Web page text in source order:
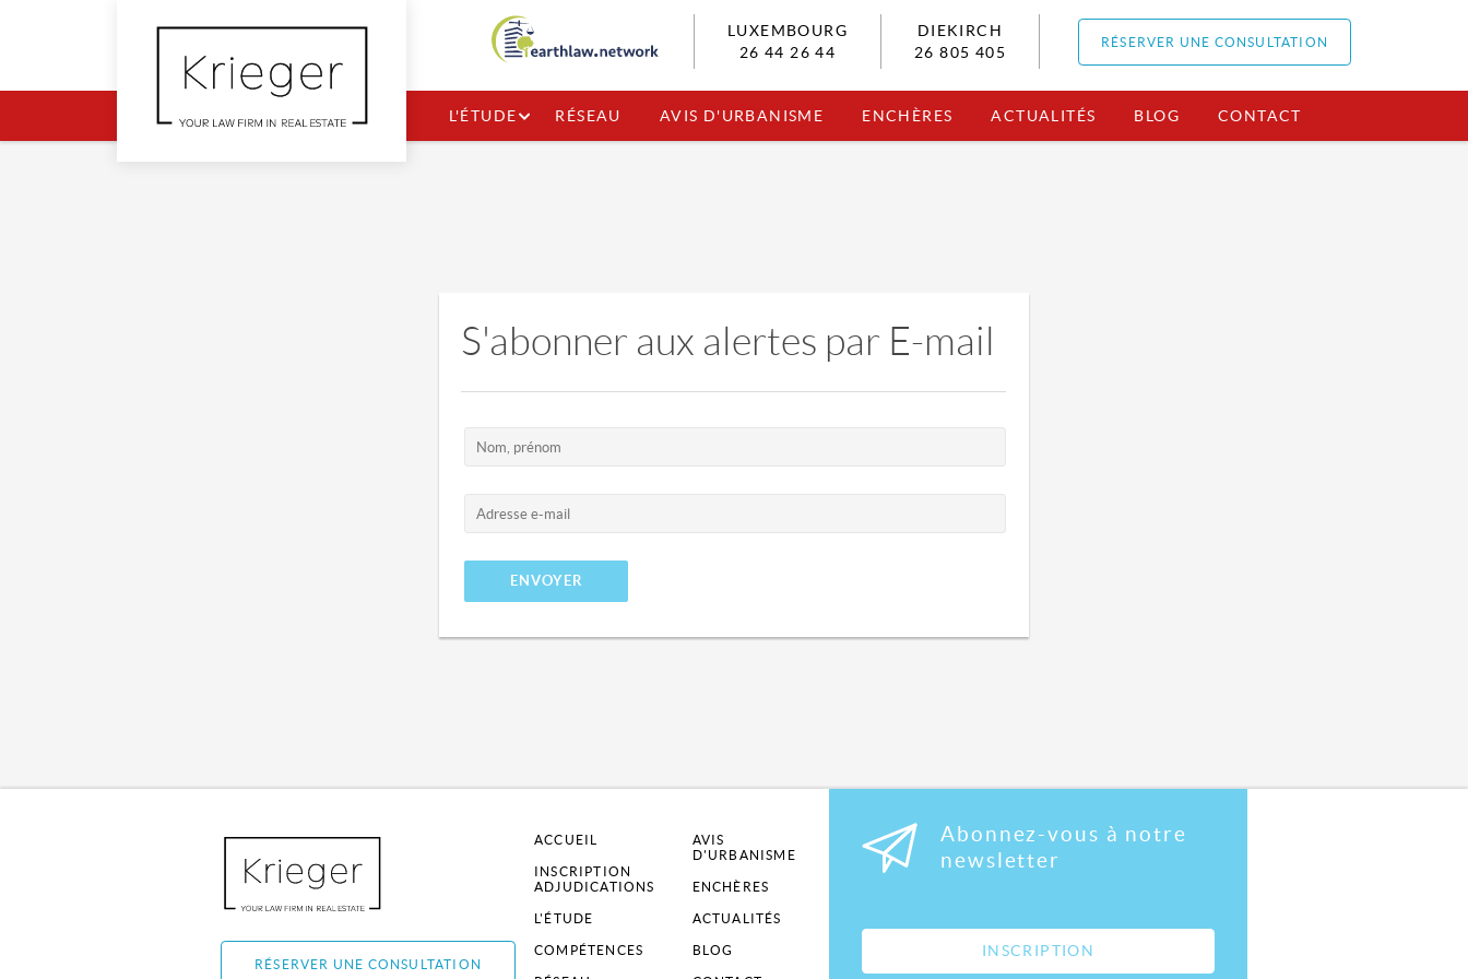
26 44 26 44
LUXEMBOURG
26 805 405
DIEKIRCH
RÉSERVER UNE CONSULTATION
L'ÉTUDE RÉSEAU AVIS D'URBANISME ENCHÈRES ACTUALITÉS BLOG CONTACT
S'abonner aux alertes par E-mail
RÉSERVER UNE CONSULTATION
ACCUEIL
INSCRIPTION
ADJUDICATIONS
L'ÉTUDE
COMPÉTENCES
AVIS
D'URBANISME
ENCHÈRES
ACTUALITÉS
BLOG
Abonnez-vous à notre
newsletter
INSCRIPTION